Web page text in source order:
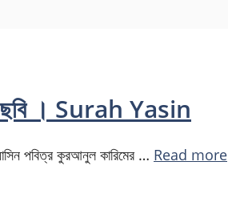
ছবি । Surah Yasin
পবিত্র কুরআনুল কারিমের … Read more